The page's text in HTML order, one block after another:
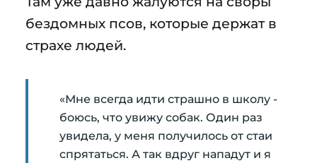
бездомных псов, которые держат в
страхе людей.
«Мне всегда идти страшно в школу -
боюсь, что увижу собак. Один раз
увидела, у меня получилось от стаи
спрятаться. А так вдруг нападут и я